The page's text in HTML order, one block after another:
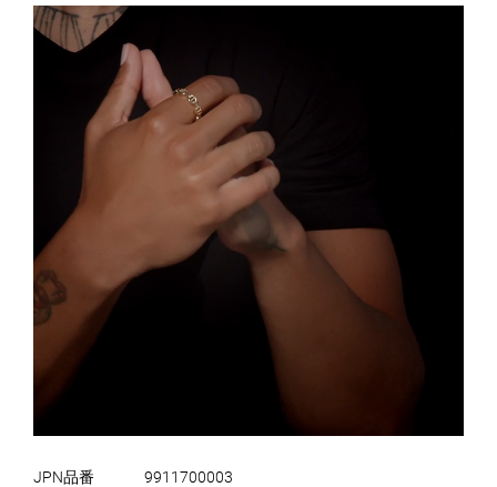
JPN品番 9911700003